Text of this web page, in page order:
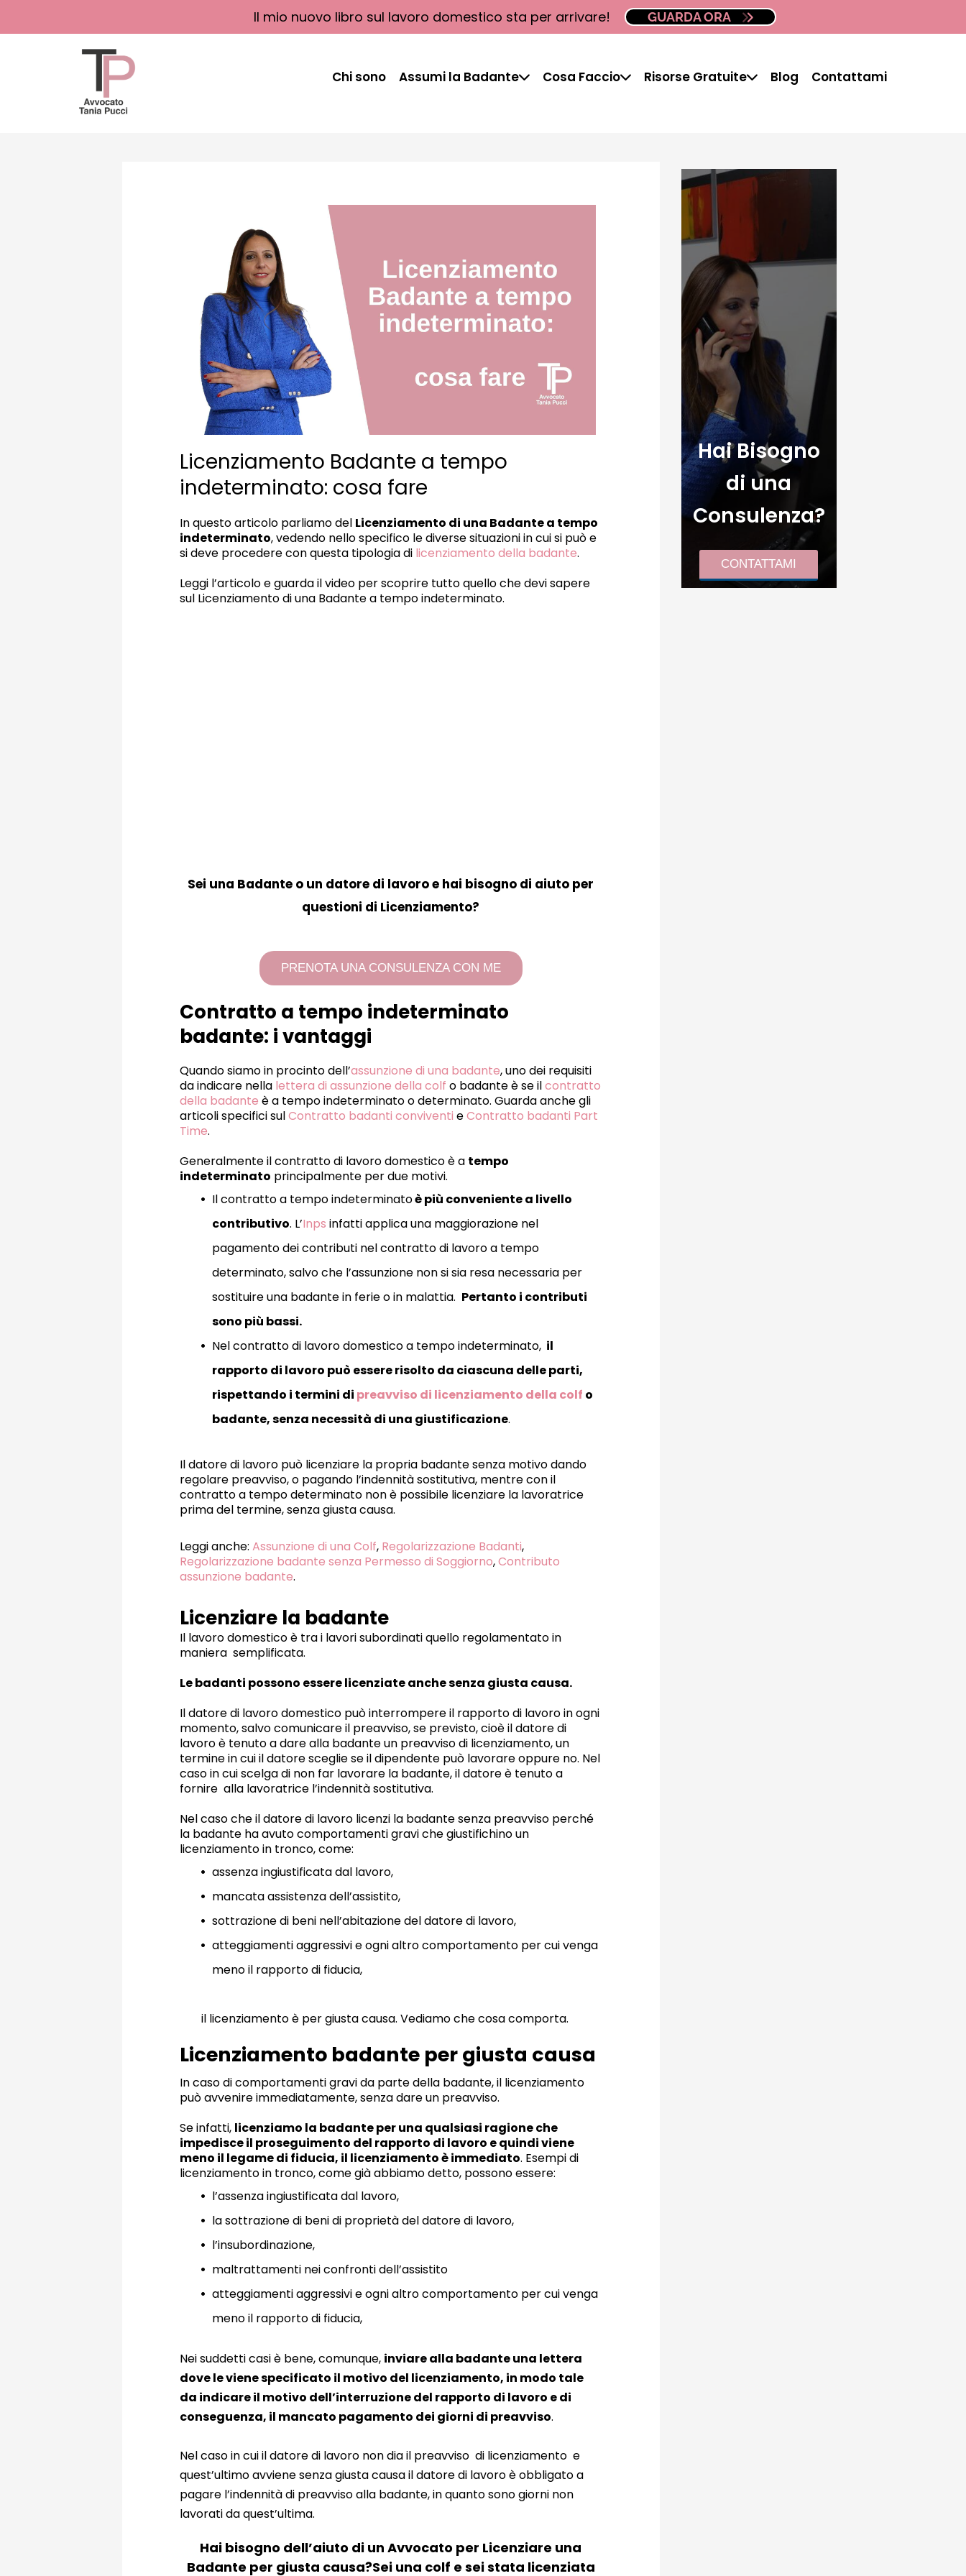
Il mio nuovo libro sul lavoro domestico sta per arrivare! GUARDA ORA
Chi sono Assumi la Badante Cosa Faccio Risorse Gratuite Blog Contattami
Licenziamento Badante a tempo
indeterminato: cosa fare
In questo articolo parliamo del Licenziamento di una Badante a tempo
indeterminato, vedendo nello specifico le diverse situazioni in cui si può e
si deve procedere con questa tipologia di licenziamento della badante.
Leggi l’articolo e guarda il video per scoprire tutto quello che devi sapere
sul Licenziamento di una Badante a tempo indeterminato.
Sei una Badante o un datore di lavoro e hai bisogno di aiuto per
questioni di Licenziamento?
PRENOTA UNA CONSULENZA CON ME
Contratto a tempo indeterminato
badante: i vantaggi
Quando siamo in procinto dell’assunzione di una badante, uno dei requisiti
da indicare nella lettera di assunzione della colf o badante è se ilcontratto
della badante è a tempo indeterminato o determinato. Guarda anche gli
articoli specifici sulContratto badanti conviventi eContratto badanti Part
Time.
Generalmente il contratto di lavoro domestico è a tempo
indeterminato principalmente per due motivi.
Il contratto a tempo indeterminatoè più conveniente a livello
contributivo. L’Inps infatti applica una maggiorazione nel
pagamento dei contributi nel contratto di lavoro a tempo
determinato, salvo che l’assunzione non si sia resa necessaria per
sostituire una badante in ferie o in malattia. Pertanto i contributi
sono più bassi.
Nel contratto di lavoro domestico a tempo indeterminato, il
rapporto di lavoro può essere risolto da ciascuna delle parti,
rispettando i termini di preavviso di licenziamento della colf o
badante, senza necessità di una giustificazione.
Il datore di lavoro può licenziare la propria badante senza motivo dando
regolare preavviso, o pagando l’indennità sostitutiva, mentre con il
contratto a tempo determinato non è possibile licenziare la lavoratrice
prima del termine, senza giusta causa.
Leggi anche: Assunzione di una Colf, Regolarizzazione Badanti,
Regolarizzazione badante senza Permesso di Soggiorno,Contributo
assunzione badante.
Licenziare la badante
Il lavoro domestico è tra i lavori subordinati quello regolamentato in
maniera semplificata.
Le badanti possono essere licenziate anche senza giusta causa.
Il datore di lavoro domestico può interrompere il rapporto di lavoro in ogni
momento, salvo comunicare il preavviso, se previsto, cioè il datore di
lavoro è tenuto a dare alla badante un preavviso di licenziamento, un
termine in cui il datore sceglie se il dipendente può lavorare oppure no. Nel
caso in cui scelga di non far lavorare la badante, il datore è tenuto a
fornire alla lavoratrice l’indennità sostitutiva.
Nel caso che il datore di lavoro licenzi la badante senza preavviso perché
la badante ha avuto comportamenti gravi che giustifichino un
licenziamento in tronco, come:
assenza ingiustificata dal lavoro,
mancata assistenza dell’assistito,
sottrazione di beni nell’abitazione del datore di lavoro,
atteggiamenti aggressivi e ogni altro comportamento per cui venga
meno il rapporto di fiducia,
il licenziamento è per giusta causa. Vediamo che cosa comporta.
Licenziamento badante per giusta causa
In caso di comportamenti gravi da parte della badante, il licenziamento
può avvenire immediatamente, senza dare un preavviso.
Se infatti, licenziamo la badante per una qualsiasi ragione che
impedisce il proseguimento del rapporto di lavoro e quindi viene
meno il legame di fiducia, il licenziamento è immediato. Esempi di
licenziamento in tronco, come già abbiamo detto, possono essere:
l’assenza ingiustificata dal lavoro,
la sottrazione di beni di proprietà del datore di lavoro,
l’insubordinazione,
maltrattamenti nei confronti dell’assistito
atteggiamenti aggressivi e ogni altro comportamento per cui venga
meno il rapporto di fiducia,
Nei suddetti casi è bene, comunque, inviare alla badante una lettera
dove le viene specificato il motivo del licenziamento, in modo tale
da indicare il motivo dell’interruzione del rapporto di lavoro e di
conseguenza, il mancato pagamento dei giorni di preavviso.
Nel caso in cui il datore di lavoro non dia il preavviso di licenziamento e
quest’ultimo avviene senza giusta causa il datore di lavoro è obbligato a
pagare l’indennità di preavviso alla badante, in quanto sono giorni non
lavorati da quest’ultima.
Hai bisogno dell’aiuto di un Avvocato per Licenziare una
Badante per giusta causa?Sei una colf e sei stata licenziata
Hai Bisogno
di una
Consulenza?
CONTATTAMI